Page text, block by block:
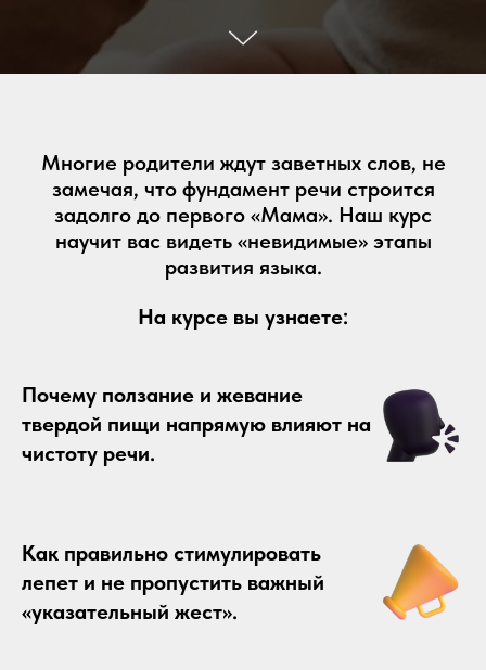
Многие родители ждут заветных слов, не
замечая, что фундамент речи строится
задолго до первого «Мама». Наш курс
научит вас видеть «невидимые» этапы
развития языка.
На курсе вы узнаете:
Почему ползание и жевание
твердой пищи напрямую влияют на
чистоту речи.
Как правильно стимулировать
лепет и не пропустить важный
«указательный жест».